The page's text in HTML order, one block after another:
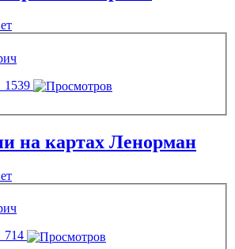
1539
на картах Ленорман
714